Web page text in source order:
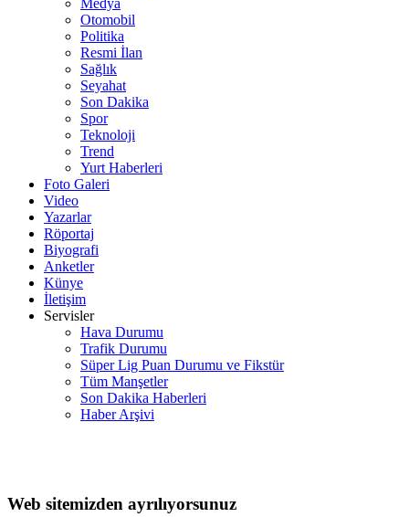
Otomobil
Politika
Resmi İlan
Sağlık
Seyahat
Son Dakika
Spor
Teknoloji
Trend
Yurt Haberleri
Foto Galeri
Video
Yazarlar
Röportaj
Biyografi
Anketler
Künye
İletişim
Servisler
Hava Durumu
Trafik Durumu
Süper Lig Puan Durumu ve Fikstür
Tüm Manşetler
Son Dakika Haberleri
Haber Arşivi
Web sitemizden ayrılıyorsunuz